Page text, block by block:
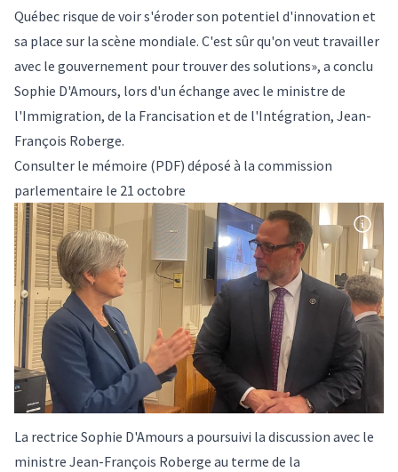
Québec risque de voir s'éroder son potentiel d'innovation et
sa place sur la scène mondiale. C'est sûr qu'on veut travailler
avec le gouvernement pour trouver des solutions», a conclu
Sophie D'Amours, lors d'un échange avec le ministre de
l'Immigration, de la Francisation et de l'Intégration, Jean-
François Roberge.
Consulter le mémoire (PDF) déposé à la commission
parlementaire le 21 octobre
La rectrice Sophie D'Amours a poursuivi la discussion avec le
ministre Jean-François Roberge au terme de la